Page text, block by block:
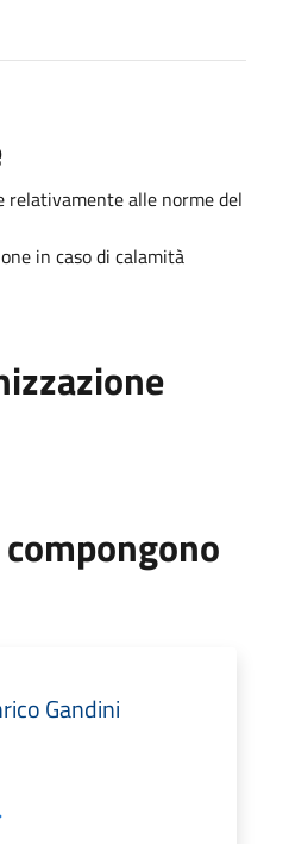
relativamente alle norme del
in caso di calamità
Gandini